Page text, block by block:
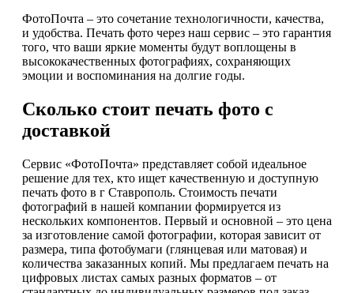
ФотоПочта – это сочетание технологичности, качества,
и удобства. Печать фото через наш сервис – это гарантия
того, что ваши яркие моменты будут воплощены в
высококачественных фотографиях, сохраняющих
эмоции и воспоминания на долгие годы.
Сколько стоит печать фото с
доставкой
Сервис «ФотоПочта» представляет собой идеальное
решение для тех, кто ищет качественную и доступную
печать фото в г Ставрополь. Стоимость печати
фотографий в нашей компании формируется из
нескольких компонентов. Первый и основной – это цена
за изготовление самой фотографии, которая зависит от
размера, типа фотобумаги (глянцевая или матовая) и
количества заказанных копий. Мы предлагаем печать на
цифровых листах самых разных форматов – от